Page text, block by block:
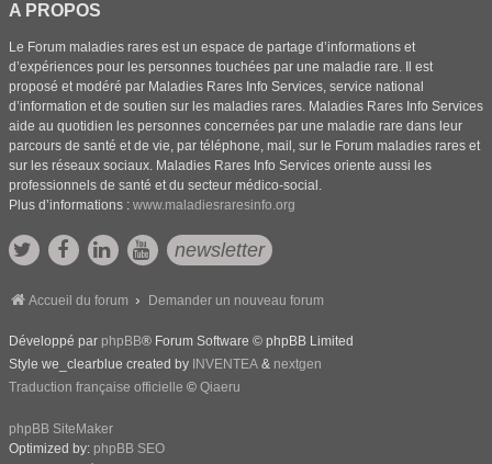
A PROPOS
Le Forum maladies rares est un espace de partage d’informations et
d’expériences pour les personnes touchées par une maladie rare. Il est
proposé et modéré par Maladies Rares Info Services, service national
d’information et de soutien sur les maladies rares. Maladies Rares Info Services
aide au quotidien les personnes concernées par une maladie rare dans leur
parcours de santé et de vie, par téléphone, mail, sur le Forum maladies rares et
sur les réseaux sociaux. Maladies Rares Info Services oriente aussi les
professionnels de santé et du secteur médico-social.
Plus d’informations : www.maladiesraresinfo.org
newsletter
Accueil du forum Demander un nouveau forum
Développé par phpBB® Forum Software © phpBB Limited
Style we_clearblue created by INVENTEA & nextgen
Traduction française officielle © Qiaeru
phpBB SiteMaker
Optimized by: phpBB SEO